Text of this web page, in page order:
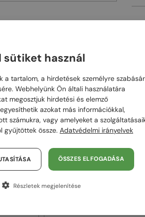
48/72
EGYFÓKUSZÚ LENCSÉVEL PLUSZ 25
sütiket használ
a tartalom, a hirdetések személyre
Webhelyünk Ön általi használatára
megosztjuk hirdetési és elemző
azokat más információkkal,
számukra, vagy amelyeket a
gyűjtöttek össze. Adatvédelmi irányelvek
ÖSSZES ELFOGADÁSA
Részletek megjelenítése